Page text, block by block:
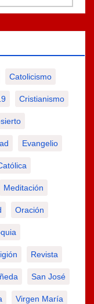
Catolicismo
Cristianismo
Evangelio
Meditación
Oración
Revista
San José
Virgen María